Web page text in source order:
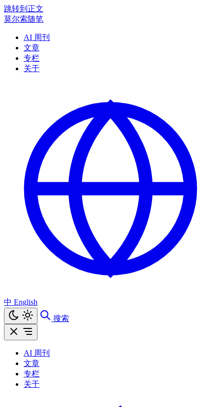
跳转到正文
莫尔索随笔
AI 周刊
文章
专栏
关于
中 English
搜索
AI 周刊
文章
专栏
关于